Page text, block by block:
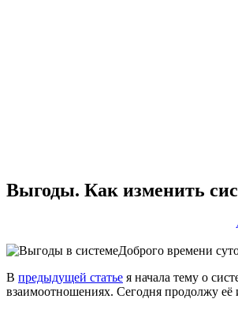
Выгоды. Как изменить
Доброго времени
В предыдущей статье я начала тему о
взаимоотношениях. Сегодня продолжу её